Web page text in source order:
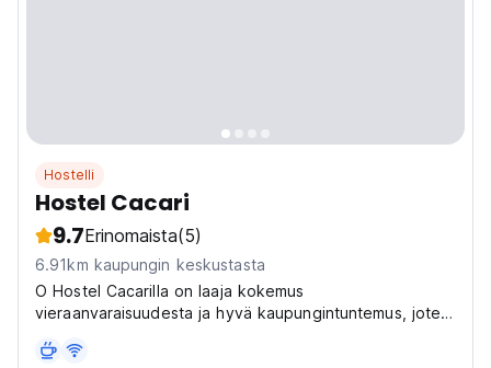
Hostelli
Hostel Cacari
9.7Erinomaista(5)
6.91km kaupungin keskustasta
O Hostel Cacarilla on laaja kokemus
vieraanvaraisuudesta ja hyvä kaupungintuntemus, joten
vieraillemme ja matkailijoillemme hyödyllisiä vinkkejä,